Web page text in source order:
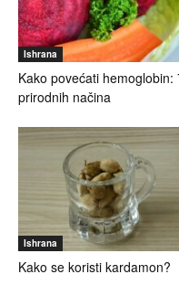
Ishrana
Kako povećati hemoglobin:
prirodnih načina
Ishrana
Kako se koristi kardamon?